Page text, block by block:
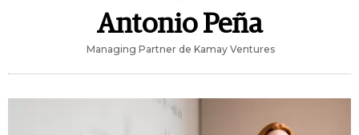
Antonio Peña
Managing Partner de Kamay Ventures